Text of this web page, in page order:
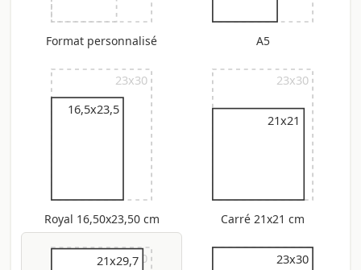
Format personnalisé A5
23x30
16,5x23,5
Royal 16,50x23,50 cm
23x30
21x21
Carré 21x21 cm
23x30
21x29,7 23x30
23x30